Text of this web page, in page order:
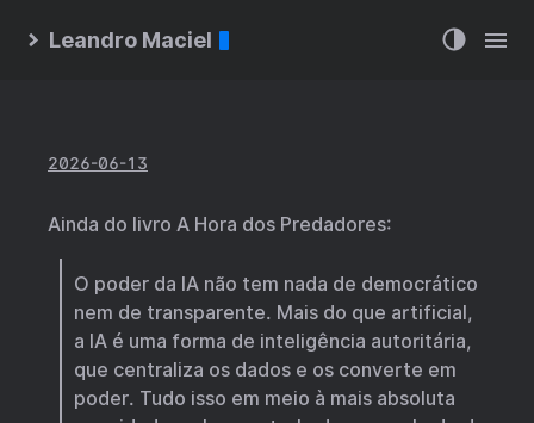
Leandro Maciel
2026-06-13
Ainda do livro A Hora dos Predadores:
O poder da IA não tem nada de democrático
nem de transparente. Mais do que artificial,
a IA é uma forma de inteligência autoritária,
que centraliza os dados e os converte em
poder. Tudo isso em meio à mais absoluta